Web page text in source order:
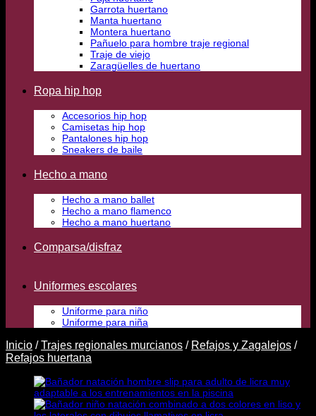
Garrota huertano
Manta huertano
Montera huertano
Pañuelo para hombre traje regional
Traje de viejo
Zaragüelles de huertano
Ropa hip hop
Accesorios hip hop
Camisetas hip hop
Pantalones hip hop
Sneakers de baile
Hecho a mano
Hecho a mano ballet
Hecho a mano flamenco
Hecho a mano huertano
Comparsa/disfraz
Uniformes escolares
Uniforme para niño
Uniforme para niña
Inicio / Trajes regionales murcianos / Refajos y Zagalejos /
Refajos huertana